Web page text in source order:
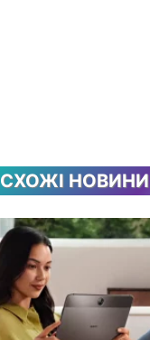
СХОЖІ НОВИНИ